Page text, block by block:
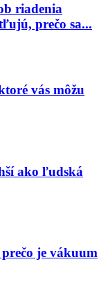
riadenia
prečo sa...
vás môžu
ako ľudská
je vákuum